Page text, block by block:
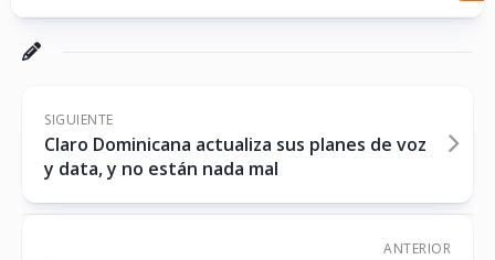
SIGUIENTE
Claro Dominicana actualiza sus planes de voz
y data, y no están nada mal
ANTERIOR